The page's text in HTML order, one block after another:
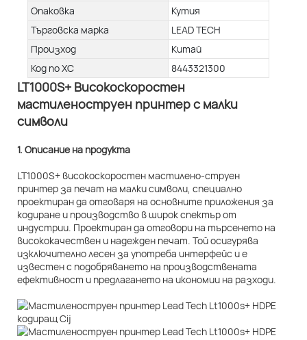
Опаковка
Кутия
Търговска марка
LEAD TECH
Произход
Китай
Код по ХС
8443321300
LT1000S+ Високоскоростен
мастиленоструен принтер с малки
символи
1. Описание на продукта
LT1000S+ високоскоростен мастилено-струен
принтер за печат на малки символи, специално
проектиран да отговаря на основните приложения за
кодиране и производство в широк спектър от
индустрии. Проектиран да отговори на търсенето на
висококачествен и надежден печат. Той осигурява
изключително лесен за употреба интерфейс и е
известен с подобряването на производствената
ефективност и предлагането на икономии на разходи.